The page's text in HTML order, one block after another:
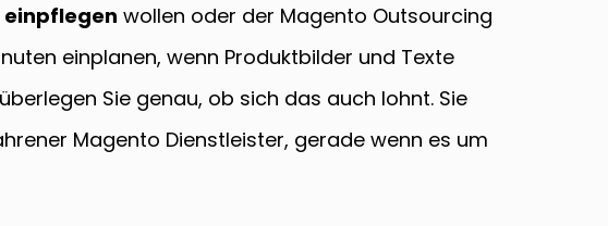
einpflegen wollen oder der Magento Outsourcing
einplanen, wenn Produktbilder und Texte
Sie genau, ob sich das auch lohnt. Sie
Magento Dienstleister, gerade wenn es um